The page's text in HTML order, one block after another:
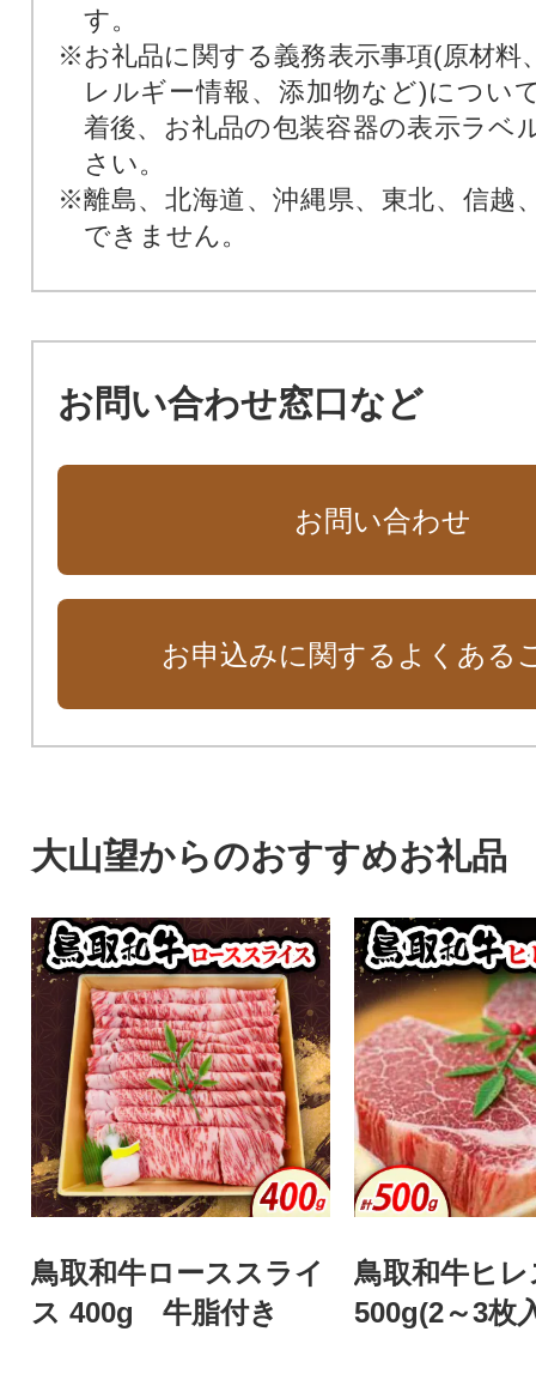
す。
※お礼品に関する義務表示事項(原材料
レルギー情報、添加物など)につい
着後、お礼品の包装容器の表示ラベ
さい。
※離島、北海道、沖縄県、東北、信越
できません。
お問い合わせ窓口など
お問い合わせ
お申込みに関するよくある
大山望からのおすすめお礼品
鳥取和牛ローススライ
ス 400g 牛脂付き
鳥取和牛ヒ
500g(2～3枚